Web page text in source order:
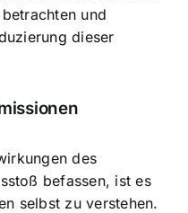
und
dieser
des
befassen, ist es
selbst zu verstehen.